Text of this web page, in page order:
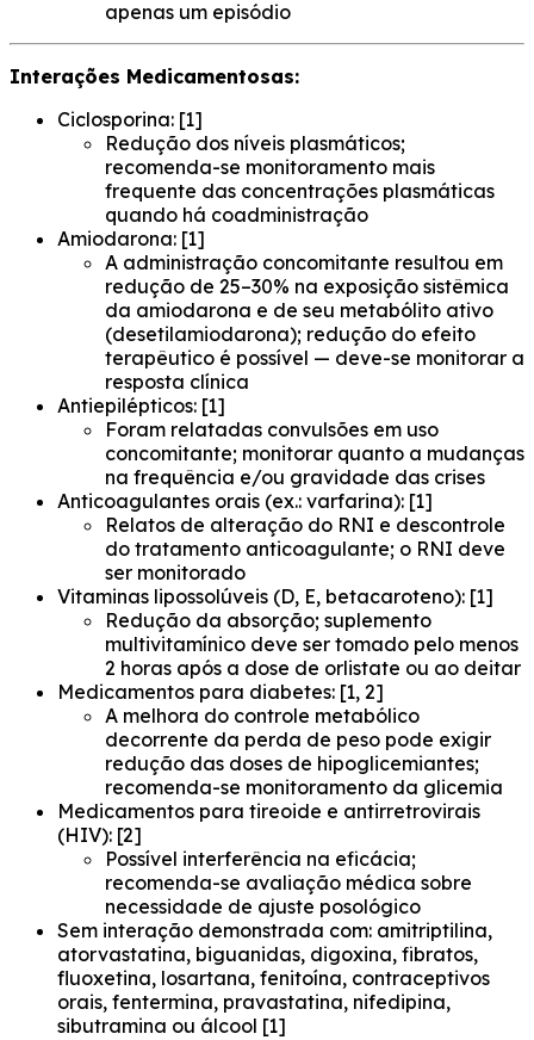
apenas um episódio
Interações Medicamentosas:
Ciclosporina: [1]
Redução dos níveis plasmáticos;
recomenda-se monitoramento mais
frequente das concentrações plasmáticas
quando há coadministração
Amiodarona: [1]
A administração concomitante resultou em
redução de 25–30% na exposição sistêmica
da amiodarona e de seu metabólito ativo
(desetilamiodarona); redução do efeito
terapêutico é possível — deve-se monitorar a
resposta clínica
Antiepilépticos: [1]
Foram relatadas convulsões em uso
concomitante; monitorar quanto a mudanças
na frequência e/ou gravidade das crises
Anticoagulantes orais (ex.: varfarina): [1]
Relatos de alteração do RNI e descontrole
do tratamento anticoagulante; o RNI deve
ser monitorado
Vitaminas lipossolúveis (D, E, betacaroteno): [1]
Redução da absorção; suplemento
multivitamínico deve ser tomado pelo menos
2 horas após a dose de orlistate ou ao deitar
Medicamentos para diabetes: [1, 2]
A melhora do controle metabólico
decorrente da perda de peso pode exigir
redução das doses de hipoglicemiantes;
recomenda-se monitoramento da glicemia
Medicamentos para tireoide e antirretrovirais
(HIV): [2]
Possível interferência na eficácia;
recomenda-se avaliação médica sobre
necessidade de ajuste posológico
Sem interação demonstrada com: amitriptilina,
atorvastatina, biguanidas, digoxina, fibratos,
fluoxetina, losartana, fenitoína, contraceptivos
orais, fentermina, pravastatina, nifedipina,
sibutramina ou álcool [1]